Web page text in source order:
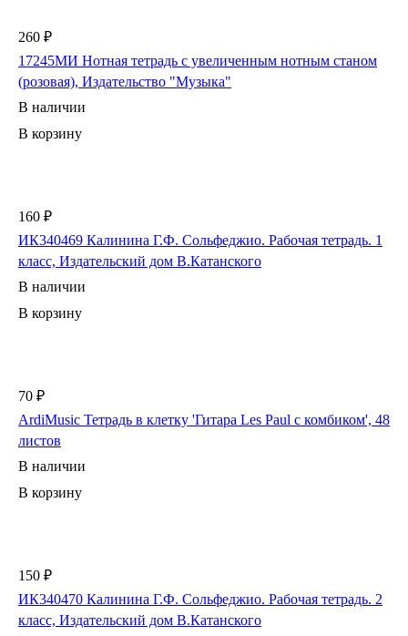
260 ₽
17245МИ Нотная тетрадь с увеличенным нотным станом
(розовая), Издательство "Музыка"
В наличии
В корзину
160 ₽
ИК340469 Калинина Г.Ф. Сольфеджио. Рабочая тетрадь. 1
класс, Издательский дом В.Катанского
В наличии
В корзину
70 ₽
ArdiMusic Тетрадь в клетку 'Гитара Les Paul с комбиком', 48
листов
В наличии
В корзину
150 ₽
ИК340470 Калинина Г.Ф. Сольфеджио. Рабочая тетрадь. 2
класс, Издательский дом В.Катанского